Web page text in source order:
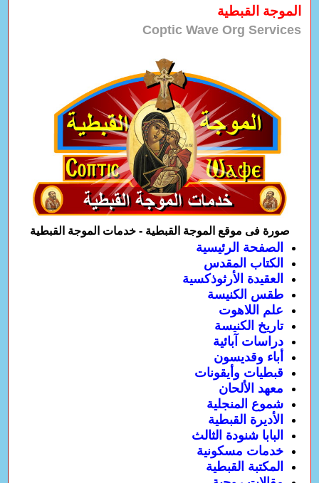
الموجة القبطية
Coptic Wave Org Services
صورة فى موقع الموجة القبطية - خدمات الموجة القبطية
الصفحة الرئيسية
الكتاب المقدس
العقيدة الأرثوذكسية
طقس الكنيسة
علم اللاهوت
تاريخ الكنيسة
دراسات آبائية
أباء وقديسون
قبطيات وأيقونات
معهد الألحان
شموع المنجلية
الأديرة القبطية
البابا شنودة الثالث
خدمات مسكونية
المكتبة القبطية